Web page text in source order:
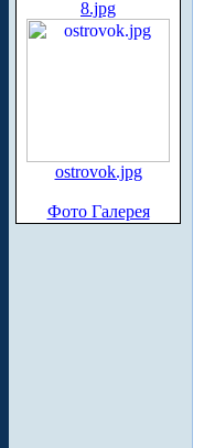
8.jpg
ostrovok.jpg
Фото Галерея